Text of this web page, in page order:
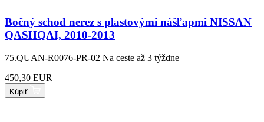
Bočný schod nerez s plastovými nášľapmi NISSAN
QASHQAI, 2010-2013
75.QUAN-R0076-PR-02 Na ceste až 3 týždne
450,30 EUR
Kúpiť